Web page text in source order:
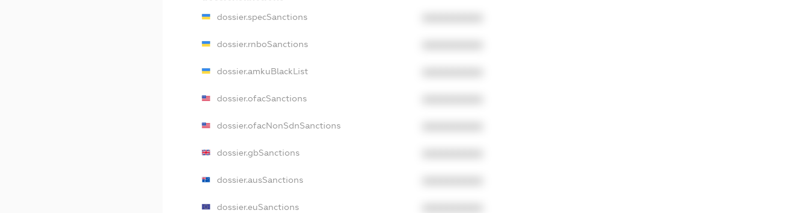
dossier.specSanctions
dossier.rnboSanctions
dossier.amkuBlackList
dossier.ofacSanctions
dossier.ofacNonSdnSanctions
dossier.gbSanctions
dossier.ausSanctions
dossier.euSanctions